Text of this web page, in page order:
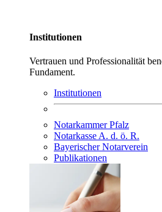
Institutionen
Vertrauen und Professionalität
Fundament.
Institutionen
Notarkammer Pfalz
Notarkasse A. d. ö. R.
Bayerischer Notarverein
Publikationen